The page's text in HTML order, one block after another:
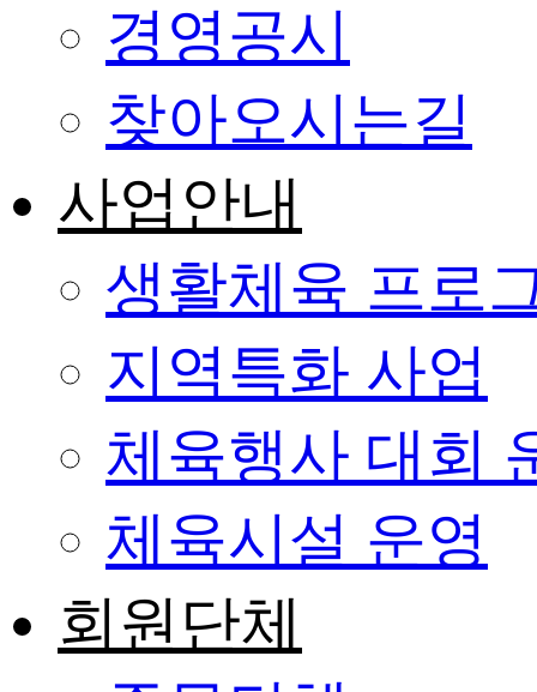
경영공시
찾아오시는길
사업안내
생활체육 프로
지역특화 사업
체육행사 대회
체육시설 운영
회원단체